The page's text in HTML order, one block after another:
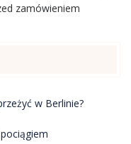
zamówieniem
w Berlinie?